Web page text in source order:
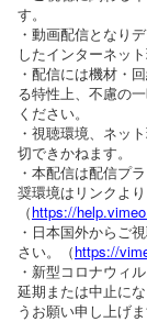
す。
・動画配信となり
したインターネッ
・配信には機材・
る特性上、不慮の
ください。
・視聴環境、ネッ
切できかねます。
・本配信は配信プ
奨環境はリンクより
（https://
・日本国外からご
さい。（https://
・新型コロナウィ
延期または中止に
うお願い申し上げま